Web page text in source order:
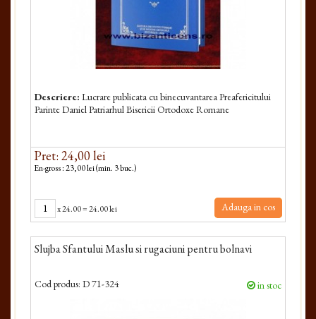
Descriere: Lucrare publicata cu binecuvantarea Preafericitului
Parinte Daniel Patriarhul Bisericii Ortodoxe Romane
Pret: 24,00 lei
En-gross : 23,00 lei (min. 3 buc.)
x24.00=24.00 lei Adauga in cos
Slujba Sfantului Maslu si rugaciuni pentru bolnavi
Cod produs: D 71-324 in stoc